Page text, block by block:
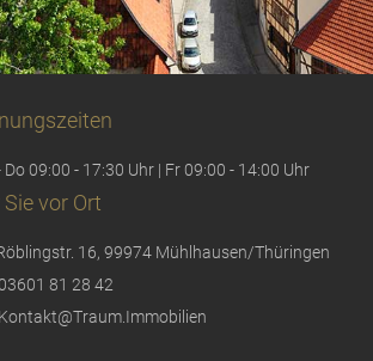
Do 09:00 - 17:30 Uhr | Fr 09:00 - 14:00 Uhr
Sie vor Ort
16, 99974 Mühlhausen/Thüringen
81 28 42
Kontakt@Traum.Immobilien